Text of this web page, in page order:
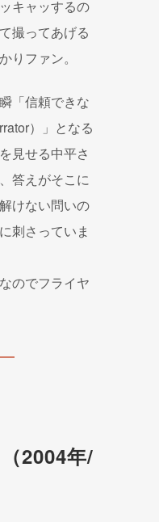
キャッするの
撮ってあげる
りファン。
「信頼できな
）」となる
見せる中平さ
答えがそこに
けない問いの
刺さっていま
のでフライヤ
2004年/